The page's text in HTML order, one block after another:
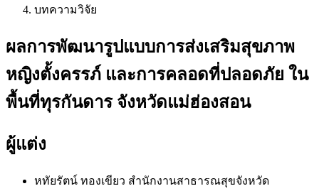
บทความวิจัย
ผลการพัฒนารูปแบบการส่งเสริมสุขภาพ
หญิงตั้งครรภ์ และการคลอดที่ปลอดภัย ใน
พื้นที่ทุรกันดาร จังหวัดแม่ฮ่องสอน
ผู้แต่ง
หทัยรัตน์ ทองเขียว สำนักงานสาธารณสุขจังหวัด